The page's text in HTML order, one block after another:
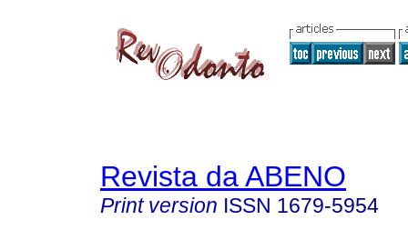
Revista da ABENO
Print version ISSN 1679-5954